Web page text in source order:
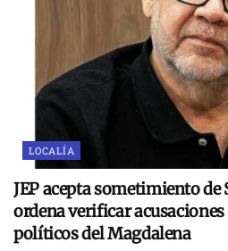
LOCALÍA
JEP acepta sometimiento de
ordena verificar
políticos del Magdalena